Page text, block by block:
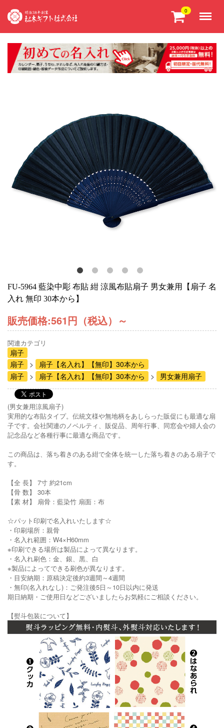
0
FU-5964 藍染中彫 布貼 紺 涼風布貼扇子 男女兼用【扇子 名
入れ 無印 30本から】
販売価格:561円（税込） ～
関連カテゴリ
扇子
扇子
扇子【名入れ】【無印】30本から
扇子
扇子【名入れ】【無印】30本から 男女兼用扇子
(男女兼用涼風扇子)
実用的な布貼タイプ。伝統文様や無地柄をあしらった販促にも最適な扇
子です。会社関連のノベルティ、販促品、周年行事、同窓会や婦人会の
記念品など各種行事に最適な商品です。
この商品は、落ち着きのある紺で全体を統一した落ち着きのある扇子で
す。
【全 長】 7寸 約21cm
【骨 数】 30本
【素 材】 扇骨：藍染竹 扇面：布
☆パット印刷で名入れいたします☆
・印刷場所：親骨
・名入れ範囲：W4×H60mm
※印刷できる場所は製品によって異なります。
・名入れ刷色：金、銀、黒、白
※製品によってできる刷色が異なります。
・目安納期：原稿決定後約3週間～4週間
・無印(名入れなし)：ご発注後5日～10日以内に発送
期日納期・ご使用日などございましたらお気軽にご相談ください。
【熨斗包装について】